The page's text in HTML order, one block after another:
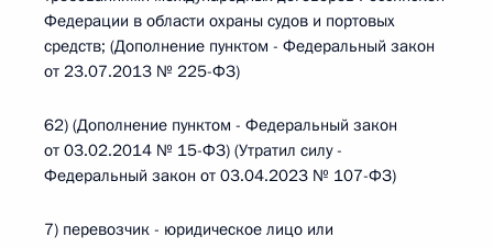
Федерации в области охраны судов и портовых
средств; (Дополнение пунктом - Федеральный закон
от 23.07.2013 № 225-ФЗ)
62) (Дополнение пунктом - Федеральный закон
от 03.02.2014 № 15-ФЗ) (Утратил силу -
Федеральный закон от 03.04.2023 № 107-ФЗ)
7) перевозчик - юридическое лицо или